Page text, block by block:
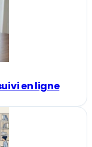
en ligne